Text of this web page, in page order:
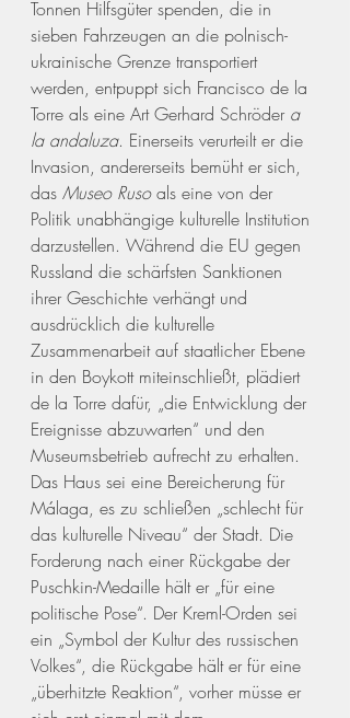
Tonnen Hilfsgüter spenden, die in
sieben Fahrzeugen an die polnisch-
ukrainische Grenze transportiert
werden, entpuppt sich Francisco de la
Torre als eine Art Gerhard Schröder a
la andaluza. Einerseits verurteilt er die
Invasion, andererseits bemüht er sich,
das Museo Ruso als eine von der
Politik unabhängige kulturelle Institution
darzustellen. Während die EU gegen
Russland die schärfsten Sanktionen
ihrer Geschichte verhängt und
ausdrücklich die kulturelle
Zusammenarbeit auf staatlicher Ebene
in den Boykott miteinschließt, plädiert
de la Torre dafür, „die Entwicklung der
Ereignisse abzuwarten“ und den
Museumsbetrieb aufrecht zu erhalten.
Das Haus sei eine Bereicherung für
Málaga, es zu schließen „schlecht für
das kulturelle Niveau“ der Stadt. Die
Forderung nach einer Rückgabe der
Puschkin-Medaille hält er „für eine
politische Pose“. Der Kreml-Orden sei
ein „Symbol der Kultur des russischen
Volkes“, die Rückgabe hält er für eine
„überhitzte Reaktion“, vorher müsse er